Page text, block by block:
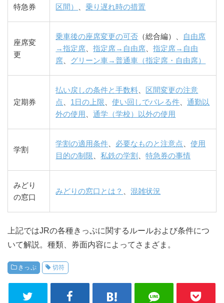
特急券
区間）
、乗り遅れ時の措置
座席変
更
乗車後の座席変更の可否 （総合編）、 自由席
→指定席 、指定席→自由席 、指定席→自由
席
グリーン車→普通車（指定席・自由席）
定期券
払い戻しの条件と手数料
区間変更の注意
点
1日の上限 、使い回しでバレる件 、通勤以
外の使用
、通学（学校）以外の使用
学割
学割の適用条件 必要なものと注意点 、使用
目的の制限 、私鉄の学割 、特急券の事情
みどり
の窓口
みどりの窓口とは？ 、混雑状況
上記ではJRの各種きっぷに関するルールおよび条件につ
いて解説。種類、券面内容によってさまざま。
きっぷ 切符